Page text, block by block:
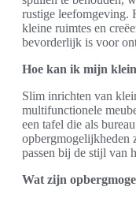
rustige leefomgeving.
kleine ruimtes en
bevorderlijk is voor
Hoe kan ik mijn
Slim inrichten van
multifunctionele
een tafel die als
opbergmogelijkheden
passen bij de stijl van
Wat zijn